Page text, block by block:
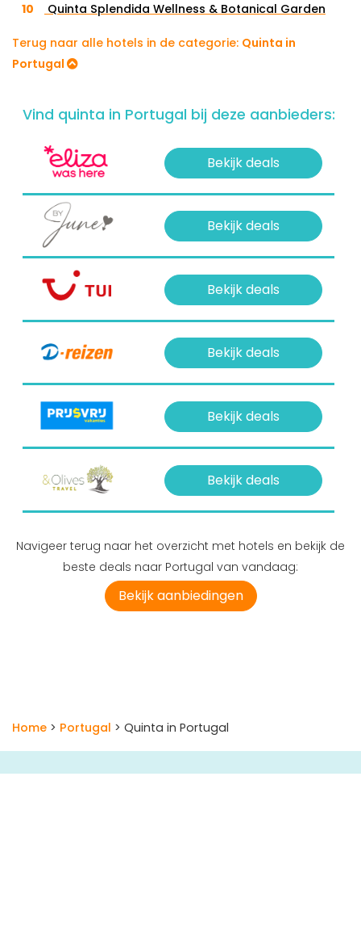
Quinta Splendida Wellness & Botanical Garden
Terug naar alle hotels in de categorie: Quinta in
Portugal
Vind quinta in Portugal bij deze aanbieders:
Bekijk deals
Bekijk deals
Bekijk deals
Bekijk deals
Bekijk deals
Bekijk deals
Navigeer terug naar het overzicht met hotels en bekijk de
beste deals naar Portugal van vandaag:
Bekijk aanbiedingen
Home > Portugal > Quinta in Portugal